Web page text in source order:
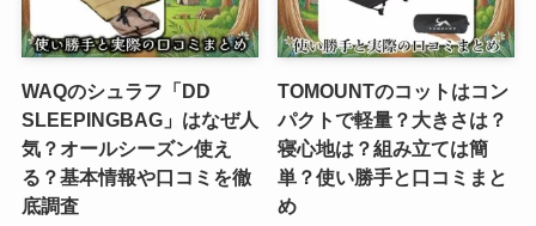
WAQのシュラフ「DD
SLEEPINGBAG」はなぜ人
気？オールシーズン使え
る？基本情報や口コミを徹
底調査
TOMOUNTのコットはコン
パクトで軽量？大きさは？
寝心地は？組み立ては簡
単？使い勝手と口コミまと
め